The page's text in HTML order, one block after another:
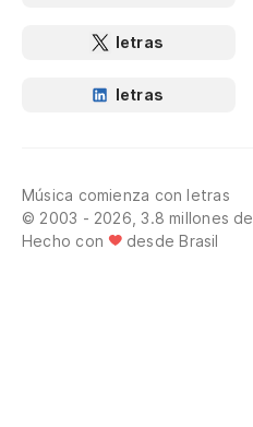
letras
letras
Música comienza con letras
© 2003 - 2026, 3.8 millones
Hecho con
desde Brasil